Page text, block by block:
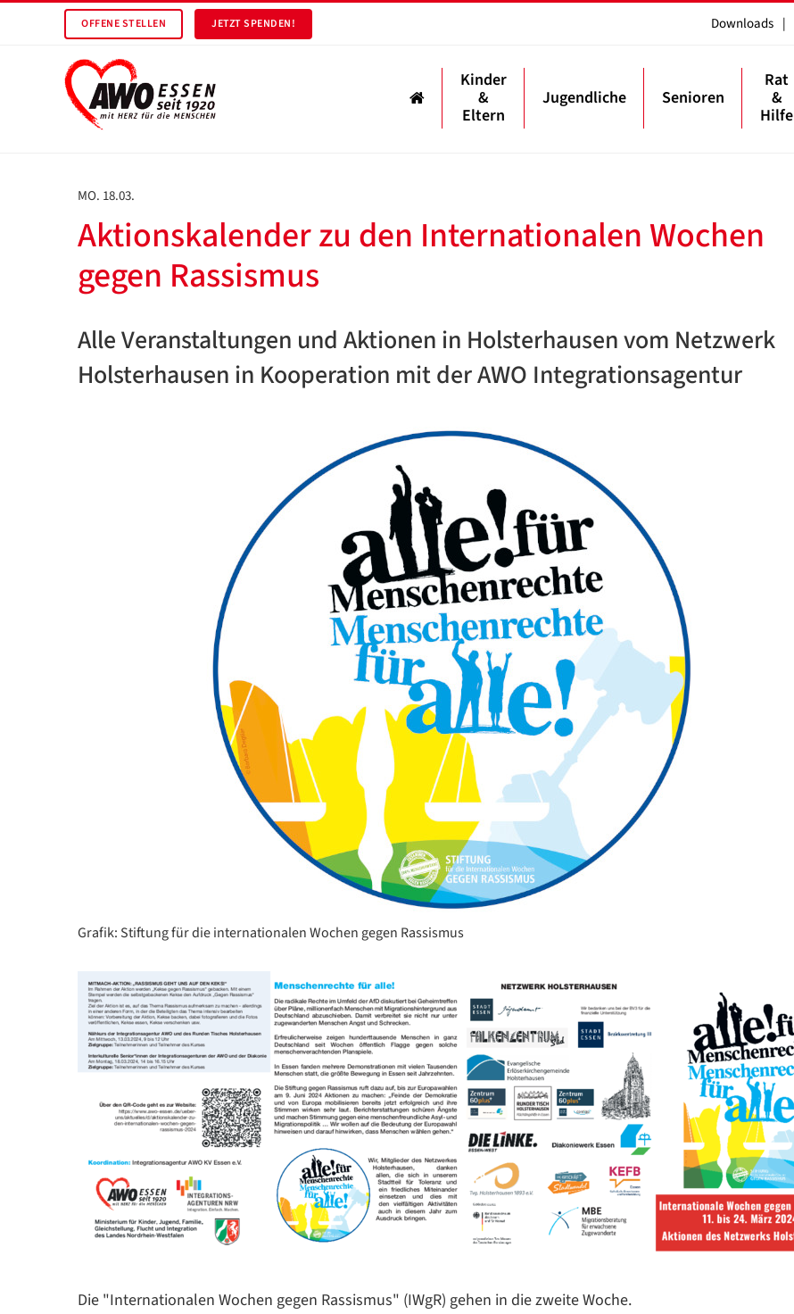
OFFENE STELLEN JETZT SPENDEN! Downloads |
Kinder
&
Eltern
Jugendliche Senioren
Rat
&
Hilfe
MO. 18.03.
Aktionskalender zu den Internationalen Wochen
gegen Rassismus
Alle Veranstaltungen und Aktionen in Holsterhausen vom Netzwerk
Holsterhausen in Kooperation mit der AWO Integrationsagentur
Grafik: Stiftung für die internationalen Wochen gegen Rassismus
Die "Internationalen Wochen gegen Rassismus" (IWgR) gehen in die zweite Woche.